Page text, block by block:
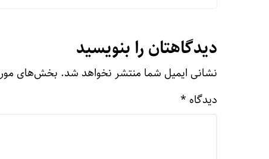
دیدگاهتان را بنویسید
نشانی ایمیل شما منتشر نخواهد شد. بخش‌های
دیدگاه *